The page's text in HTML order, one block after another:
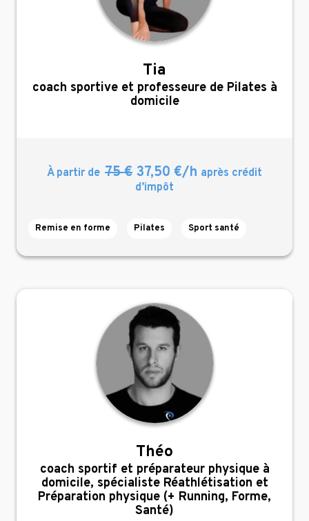
Tia
,
coach sportive et professeure de Pilates à
domicile
À partir de 75 € 37,50 €/h après crédit
d’impôt
Remise en forme Pilates Sport santé
Théo
,
coach sportif et préparateur physique à
domicile, spécialiste Réathlétisation et
Préparation physique (+ Running, Forme,
Santé)